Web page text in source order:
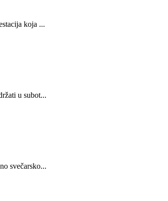
koja ...
u subot...
svečarsko...